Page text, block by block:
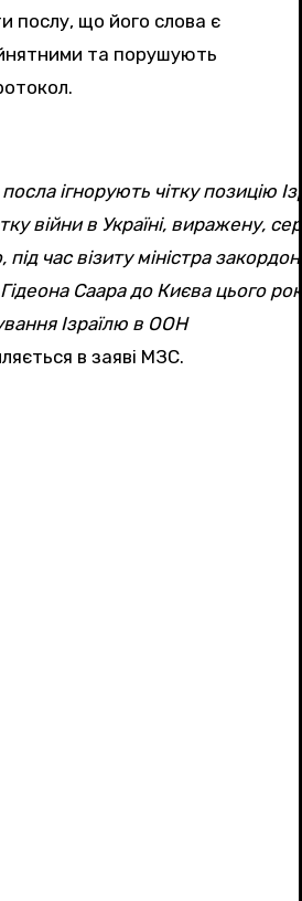
послу, що його слова є
та порушують
ігнорують чітку позицію
війни в Україні, виражену,
під час візиту міністра
Саара до Києва цього
Ізраїлю в ООН
в заяві МЗС.